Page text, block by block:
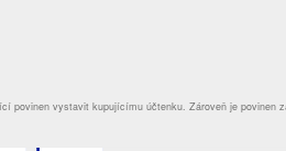
povinen vystavit kupujícímu účtenku. Zároveň je